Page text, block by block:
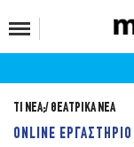
ΤΙ ΝΕΑ; ΘΕΑΤΡΙΚΑ ΝΕΑ
ONLINE ΕΡΓΑΣΤΗΡΙΟ